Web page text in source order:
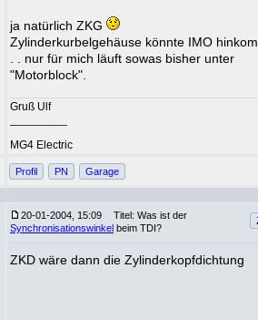
ja natürlich ZKG
Zylinderkurbelgehäuse könnte IMO
. . nur für mich läuft sowas bisher unter
"Motorblock".
Gruß Ulf
MG4 Electric
Profil PN Garage
20-01-2004, 15:09
Titel: Was ist der
Synchronisationswinkel beim TDI?
ZKD wäre dann die Zylinderkopfdichtung